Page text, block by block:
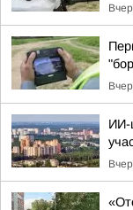
ИИ-